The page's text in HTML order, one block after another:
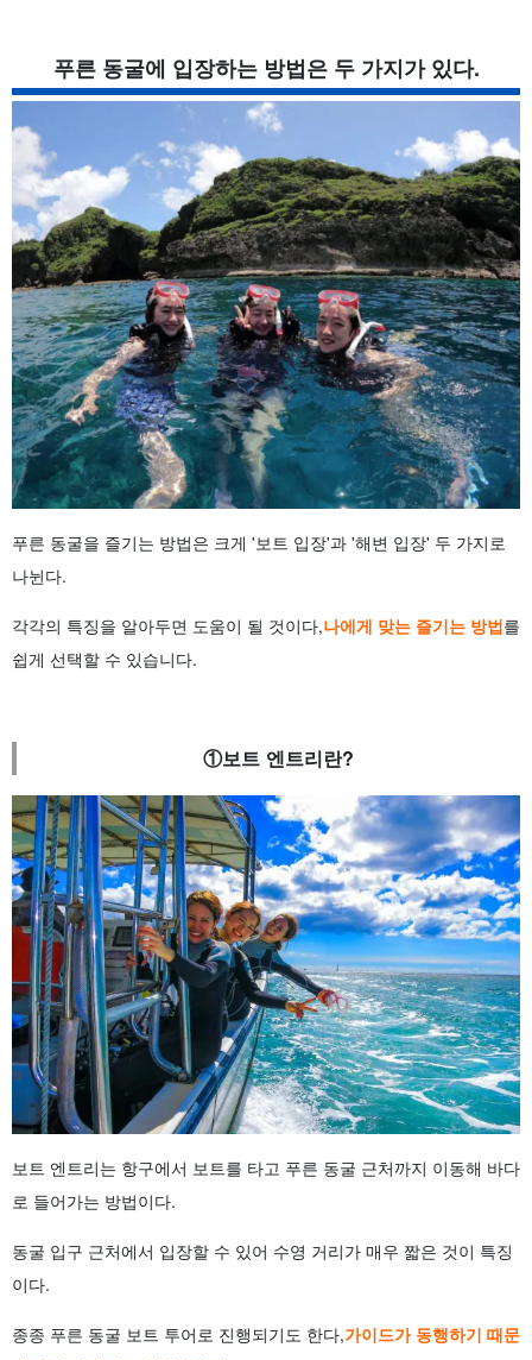
푸른 동굴에 입장하는 방법은 두 가지가 있다.
푸른 동굴을 즐기는 방법은 크게 '보트 입장'과 '해변 입장' 두 가지로
나뉜다.
각각의 특징을 알아두면 도움이 될 것이다,나에게 맞는 즐기는 방법를
쉽게 선택할 수 있습니다.
①보트 엔트리란?
보트 엔트리는 항구에서 보트를 타고 푸른 동굴 근처까지 이동해 바다
로 들어가는 방법이다.
동굴 입구 근처에서 입장할 수 있어 수영 거리가 매우 짧은 것이 특징
이다.
종종 푸른 동굴 보트 투어로 진행되기도 한다,가이드가 동행하기 때문